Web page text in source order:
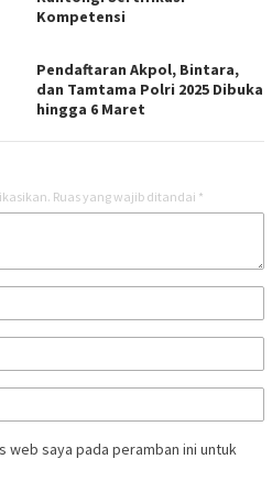
Kompetensi
Pendaftaran Akpol, Bintara,
dan Tamtama Polri 2025 Dibuka
hingga 6 Maret
Ruas yang wajib ditandai *
web saya pada peramban ini untuk